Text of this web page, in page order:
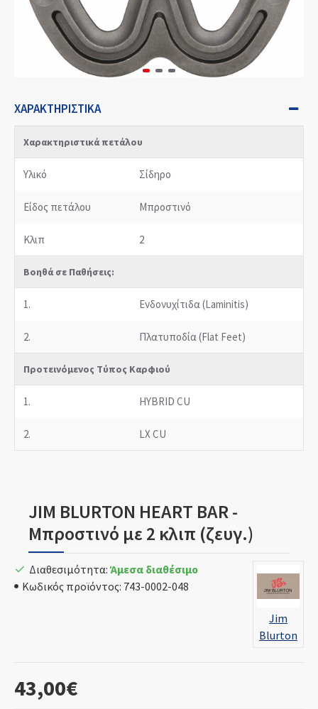
ΧΑΡΑΚΤΗΡΙΣΤΙΚΆ
Χαρακτηριστικά πετάλου
Υλικό Σίδηρο
Είδος πετάλου Μπροστινό
Κλιπ 2
Βοηθά σε Παθήσεις:
1. Ενδονυχίτιδα (Laminitis)
2. Πλατυποδία (Flat Feet)
Προτεινόμενος Τύπος Καρφιού
1. HYBRID CU
2. LX CU
JIM BLURTON HEART BAR -
Μπροστινό με 2 κλιπ (ζευγ.)
43,00€
Διαθεσιμότητα: Άμεσα διαθέσιμο
Κωδικός προϊόντος: 743-0002-048
Jim
Blurton